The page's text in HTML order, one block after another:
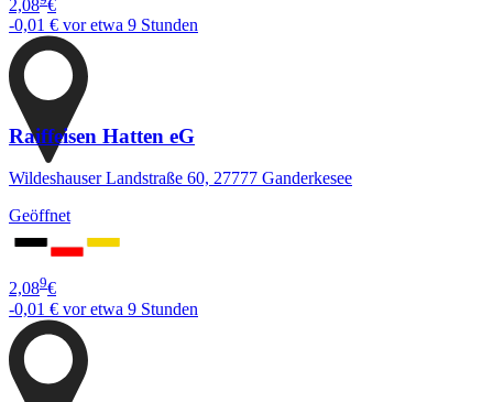
2,08 €
-0,01 € vor etwa 9 Stunden
Raiffeisen Hatten eG
Wildeshauser Landstraße 60, 27777 Ganderkesee
Geöffnet
2,089€
-0,01 € vor etwa 9 Stunden